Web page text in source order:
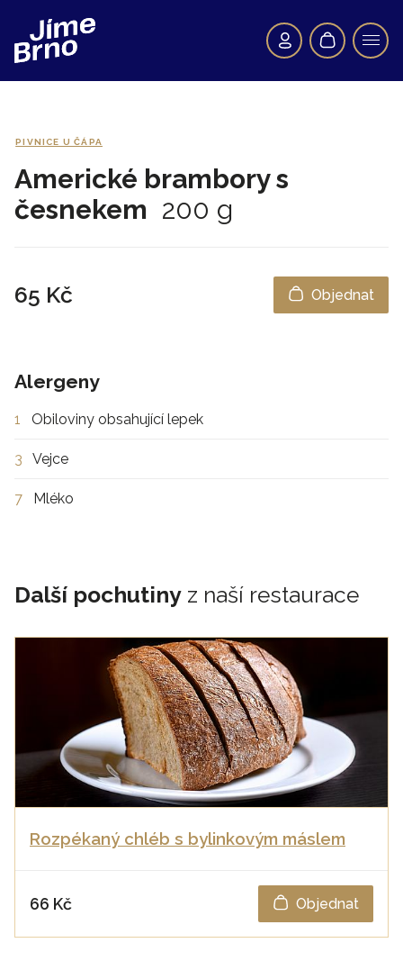
PIVNICE U ČÁPA
Americké brambory s
česnekem 200 g
65 Kč Objednat
Alergeny
1 Obiloviny obsahující lepek
3 Vejce
7 Mléko
Další pochutiny z naší restaurace
Rozpékaný chléb s bylinkovým máslem
66 Kč Objednat